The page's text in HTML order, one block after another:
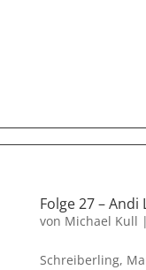
Folge 27 – Andi
von Michael Kull |
Schreiberling,